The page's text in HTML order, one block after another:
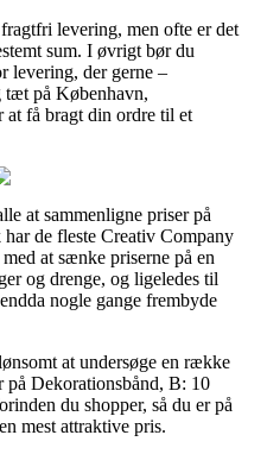
levering, men ofte er det
sum. I øvrigt bør du
levering, der gerne –
tæt på København,
at få bragt din ordre til et
at sammenligne priser på
de fleste Creativ Company
at sænke priserne på en
og drenge, og ligeledes til
nogle gange frembyde
at undersøge en række
på Dekorationsbånd, B: 10
du shopper, så du er på
mest attraktive pris.